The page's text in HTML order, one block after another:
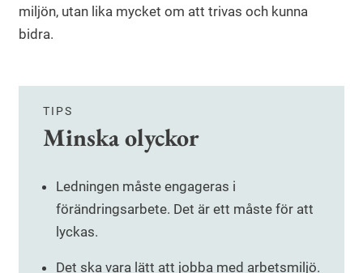
miljön, utan lika mycket om att trivas och kunna
bidra.
TIPS
Minska olyckor
Ledningen måste engageras i
förändringsarbete. Det är ett måste för att
lyckas.
Det ska vara lätt att jobba med arbetsmiljö.